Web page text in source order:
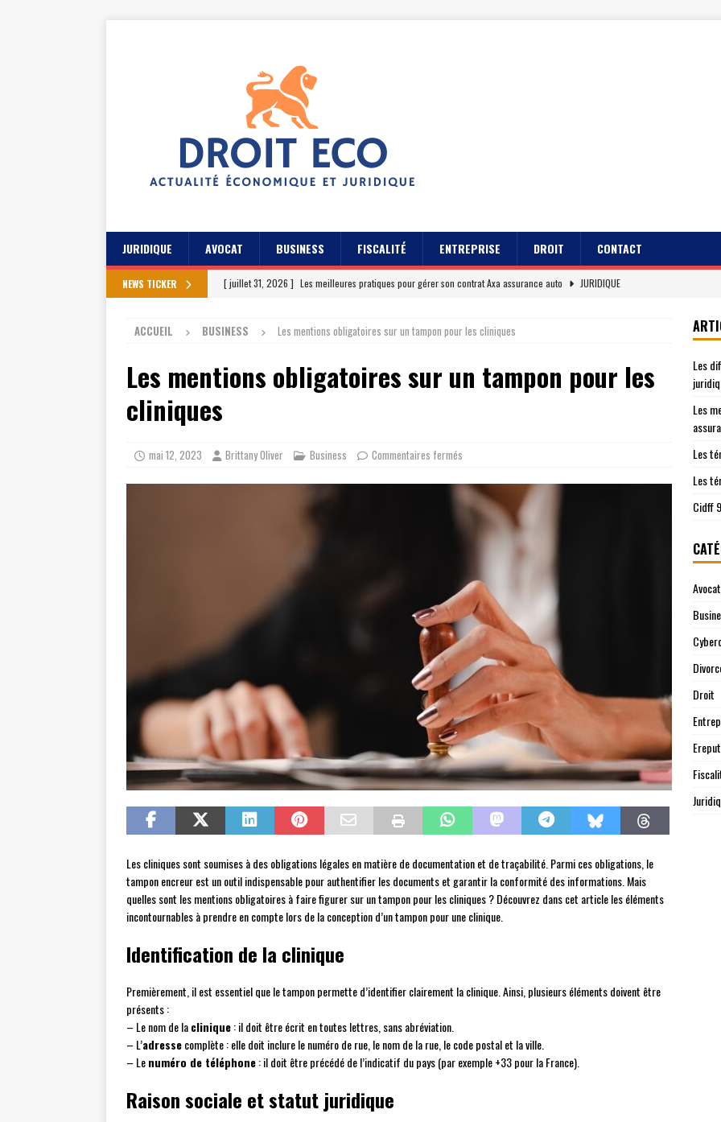
JURIDIQUE AVOCAT BUSINESS FISCALITÉ ENTREPRISE DROIT CONTACT
NEWS TICKER [ juillet 31, 2026 ] Les meilleures pratiques pour gérer son contrat Axa assurance auto
JURIDIQUE
[ juillet 23, 2026 ] Les témoignages clients sur Axa assurance auto en 2026
[ juillet 19, 2026 ]
Cidff 94 : Quelles démarches juridiques sont prises en charge
[ août 4, 2026 ] Les différences entre le Cidff 94 et d’autres services juridiques JURIDIQUE
ACCUEIL BUSINESS Les mentions obligatoires sur un tampon pour les cliniques
Les mentions obligatoires sur un tampon pour les
cliniques
mai 12, 2023 Brittany Oliver Business Commentaires fermés
Les cliniques sont soumises à des obligations légales en matière de documentation et de traçabilité. Parmi ces obligations, le
tampon encreur est un outil indispensable pour authentifier les documents et garantir la conformité des informations. Mais
quelles sont les mentions obligatoires à faire figurer sur un tampon pour les cliniques ? Découvrez dans cet article les éléments
incontournables à prendre en compte lors de la conception d’un tampon pour une clinique.
Identification de la clinique
Premièrement, il est essentiel que le tampon permette d’identifier clairement la clinique. Ainsi, plusieurs éléments doivent être
présents :
– Le nom de laclinique: il doit être écrit en toutes lettres, sans abréviation.
– L’adressecomplète : elle doit inclure le numéro de rue, le nom de la rue, le code postal et la ville.
– Lenuméro de téléphone: il doit être précédé de l’indicatif du pays (par exemple +33 pour la France).
Raison sociale et statut juridique
Les
Les
Les
Les
Cidff
Avocat
Droit